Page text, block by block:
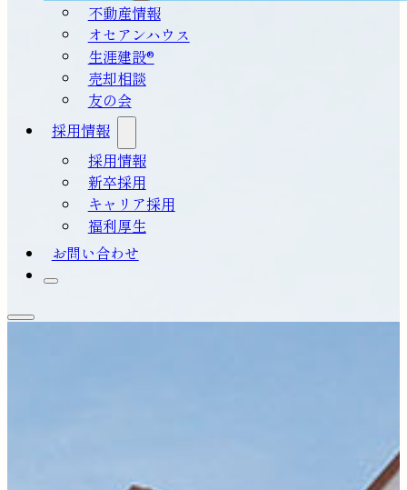
不動産情報
オセアンハウス
生涯建設®
売却相談
友の会
採用情報
採用情報
新卒採用
キャリア採用
福利厚生
お問い合わせ